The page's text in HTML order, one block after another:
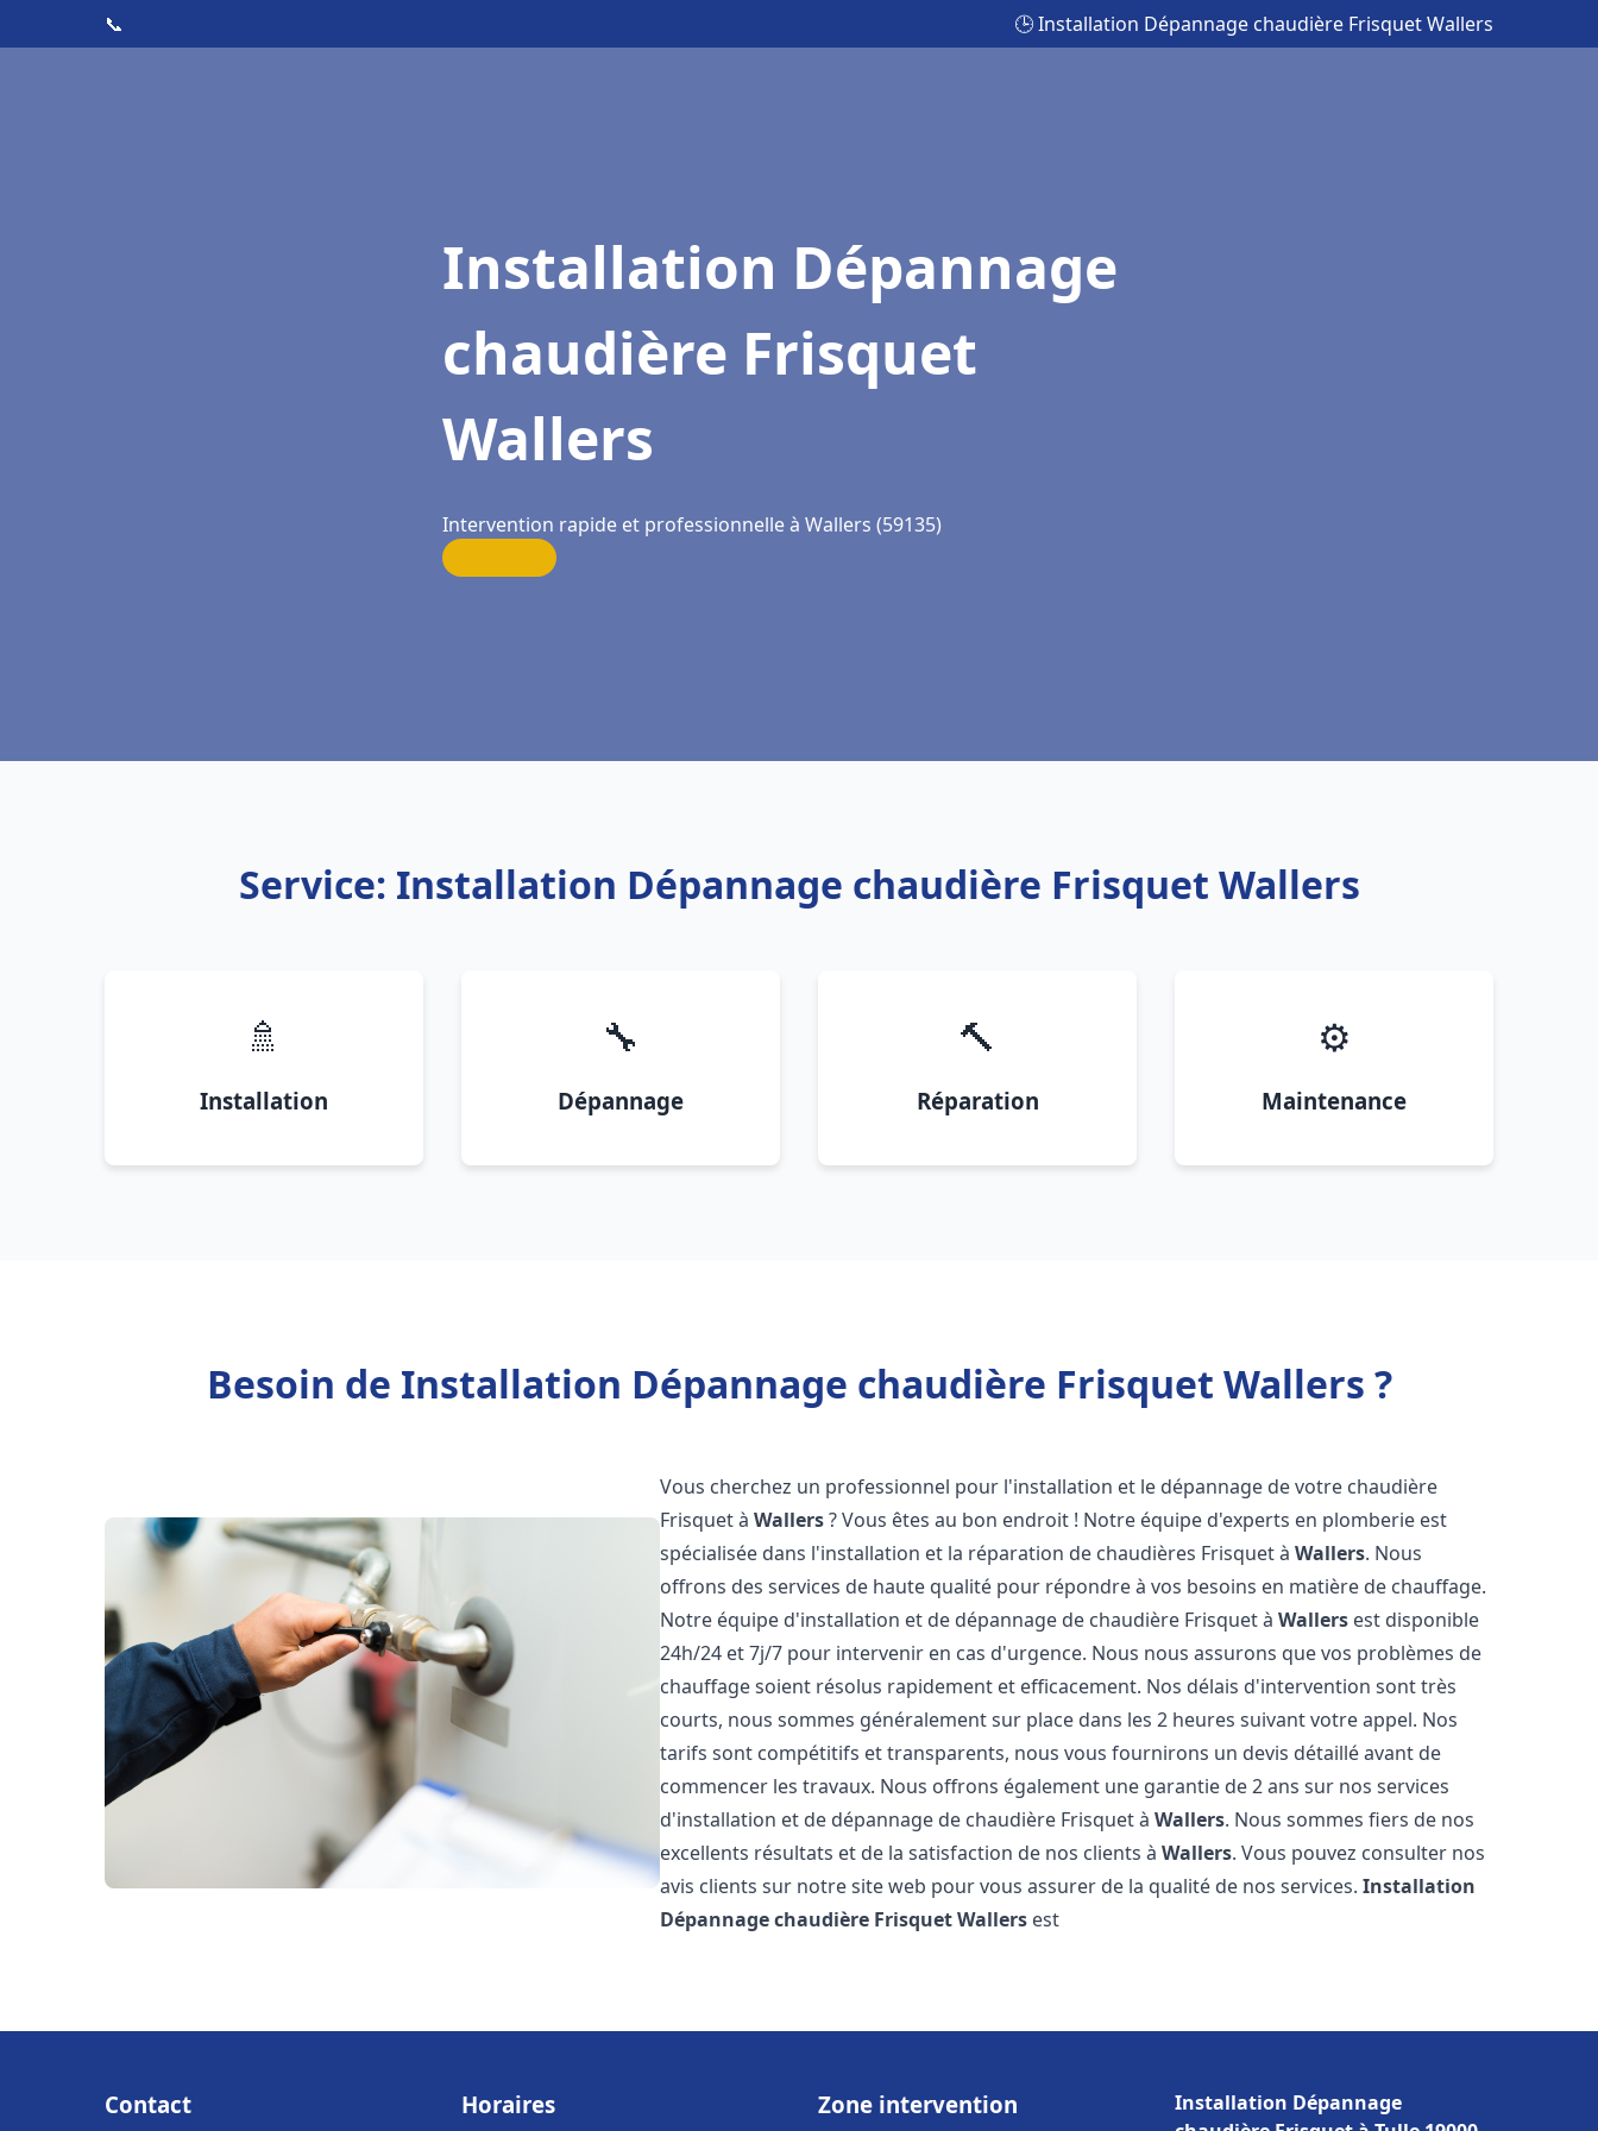
📞 🕒 Installation Dépannage chaudière Frisquet Wallers
Installation Dépannage
chaudière Frisquet
Wallers
Intervention rapide et professionnelle à Wallers (59135)
Service: Installation Dépannage chaudière Frisquet Wallers
🚿
Installation
🔧
Dépannage
🔨
Réparation
⚙️
Maintenance
Besoin de Installation Dépannage chaudière Frisquet Wallers ?
Vous cherchez un professionnel pour l'installation et le dépannage de votre chaudière
Frisquet àWallers? Vous êtes au bon endroit ! Notre équipe d'experts en plomberie est
spécialisée dans l'installation et la réparation de chaudières Frisquet àWallers. Nous
offrons des services de haute qualité pour répondre à vos besoins en matière de chauffage.
Notre équipe d'installation et de dépannage de chaudière Frisquet àWallers est disponible
24h/24 et 7j/7 pour intervenir en cas d'urgence. Nous nous assurons que vos problèmes de
chauffage soient résolus rapidement et efficacement. Nos délais d'intervention sont très
courts, nous sommes généralement sur place dans les 2 heures suivant votre appel. Nos
tarifs sont compétitifs et transparents, nous vous fournirons un devis détaillé avant de
commencer les travaux. Nous offrons également une garantie de 2 ans sur nos services
d'installation et de dépannage de chaudière Frisquet àWallers. Nous sommes fiers de nos
excellents résultats et de la satisfaction de nos clients àWallers. Vous pouvez consulter nos
avis clients sur notre site web pour vous assurer de la qualité de nos services.Installation
Dépannage chaudière FrisquetWallers est
Contact Horaires Zone intervention
Installation Dépannage